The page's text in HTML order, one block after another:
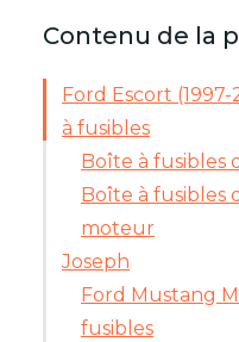
Contenu de la
Ford Escort
à fusibles
Boîte à fusibles
Boîte à fusibles
moteur
Joseph
Ford Mustang
fusibles